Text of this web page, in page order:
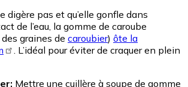
digère pas et qu’elle gonfle dans
de l’eau, la gomme de caroube
graines de caroubier) ôte la
. L’idéal pour éviter de craquer en plein
Mettre une cuillère à soupe de gomme